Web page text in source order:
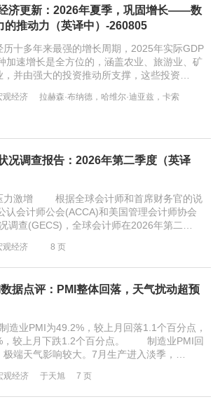
济更新：2026年夏季，巩固增长——数
的推动力（英译中）-260805
十多年来最强的增长周期，2025年实际GDP
加速增长是全方位的，涵盖农业、旅游业、矿
并由强大的投资推动所支撑，这些投资…
观经济 拉赫森·布纳德，哈维尔·迪亚兹，卡索
况调查报告：2026年第二季度（英译
激增 根据全球会计师和首席财务官的说
计师公会(ACCA)和美国管理会计师协会
调查(GECS)，全球会计师在2026年第二…
观经济 8 页
据点评：PMI整体回落，天气扰动超预
业PMI为49.2%，较上月回落1.1个百分点，
，较上月下跌1.2个百分点。 制造业PMI回
端天气影响较大。7月生产进入淡季，…
观经济 于天旭 7 页